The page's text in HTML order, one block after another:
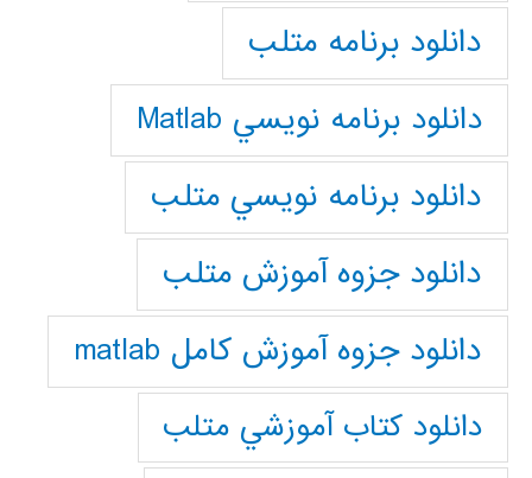
دانلود برنامه متلب
دانلود برنامه نويسي Matlab
دانلود برنامه نويسي متلب
دانلود جزوه آموزش متلب
دانلود جزوه آموزش کامل matlab
دانلود كتاب آموزشي متلب